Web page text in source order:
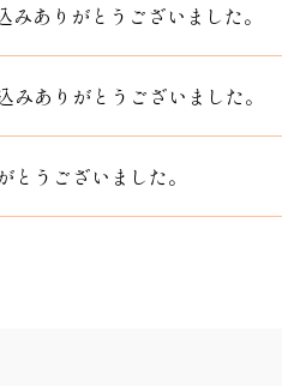
ありがとうございました。
みありがとうございました。
うございました。